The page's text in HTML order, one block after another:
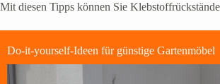
Mit diesen Tipps können Sie
Do-it-yourself-Ideen für günstige Gartenmöbel